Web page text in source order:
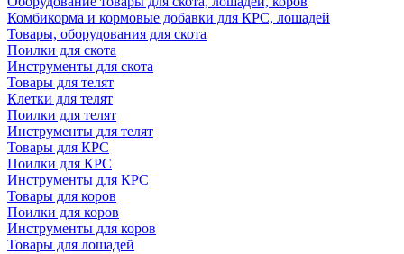
Комбикорма и кормовые добавки для КРС, лошадей
Товары, оборудования для скота
Поилки для скота
Инструменты для скота
Товары для телят
Клетки для телят
Поилки для телят
Инструменты для телят
Товары для КРС
Поилки для КРС
Инструменты для КРС
Товары для коров
Поилки для коров
Инструменты для коров
Товары для лошадей